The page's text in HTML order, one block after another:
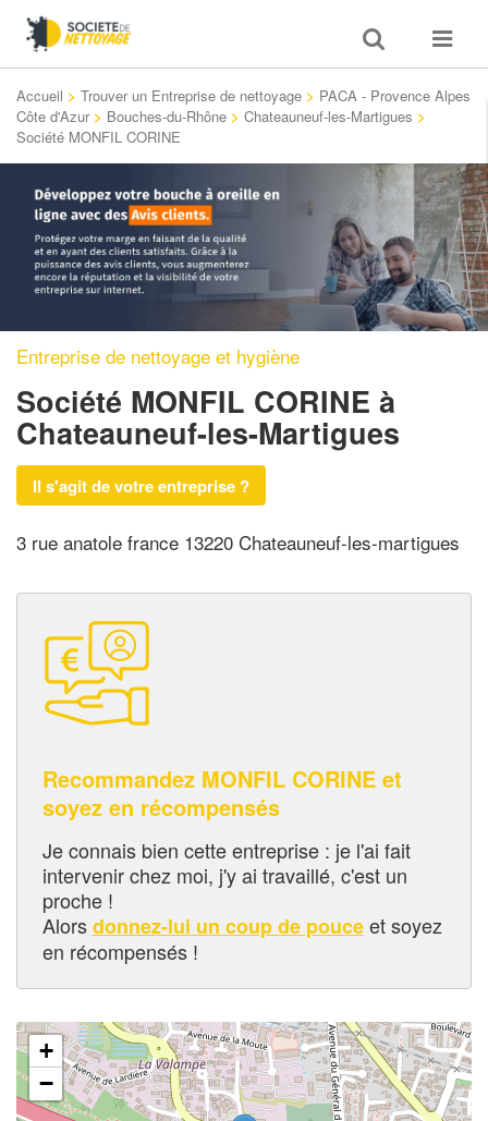
Toggle
search
Toggle
Accueil > Trouver un Entreprise de nettoyage > PACA - Provence Alpes
Côte d'Azur > Bouches-du-Rhône > Chateauneuf-les-Martigues >
Société MONFIL CORINE
Entreprise de nettoyage et hygiène
Société MONFIL CORINE à
Chateauneuf-les-Martigues
Il s'agit de votre entreprise ?
3 rue anatole france 13220 Chateauneuf-les-martigues
Recommandez MONFIL CORINE et
soyez en récompensés
Je connais bien cette entreprise : je l'ai fait
intervenir chez moi, j'y ai travaillé, c'est un
proche !
Alorsdonnez-lui un coup de pouceet soyez
en récompensés !
+
−